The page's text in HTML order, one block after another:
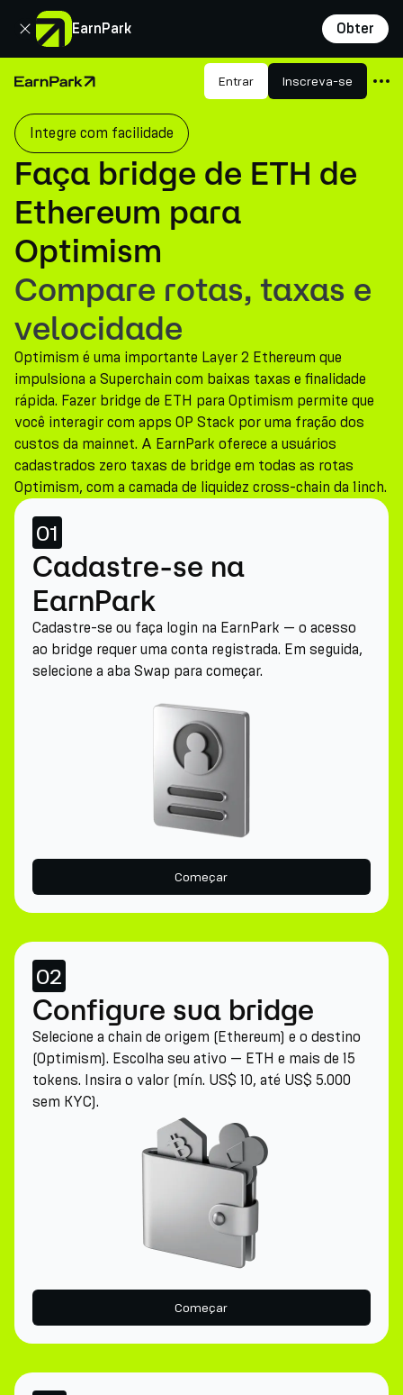
EarnPark Obter
Fechar
Página Inicial Entrar Inscreva-se
Produtos
Mercados
Calculadoras
PARK Token
Recursos
Empresa
Integre com facilidade
Faça bridge de ETH de
Ethereum para
Optimism
Compare rotas, taxas e
velocidade
Optimism é uma importante Layer 2 Ethereum que
impulsiona a Superchain com baixas taxas e finalidade
rápida. Fazer bridge de ETH para Optimism permite que
você interagir com apps OP Stack por uma fração dos
custos da mainnet. A EarnPark oferece a usuários
cadastrados zero taxas de bridge em todas as rotas
Optimism, com a camada de liquidez cross-chain da 1inch.
01
Cadastre-se na
EarnPark
Cadastre-se ou faça login na EarnPark — o acesso
ao bridge requer uma conta registrada. Em seguida,
selecione a aba Swap para começar.
Começar
02
Configure sua bridge
Selecione a chain de origem (Ethereum) e o destino
(Optimism). Escolha seu ativo — ETH e mais de 15
tokens. Insira o valor (mín. US$ 10, até US$ 5.000
sem KYC).
Começar